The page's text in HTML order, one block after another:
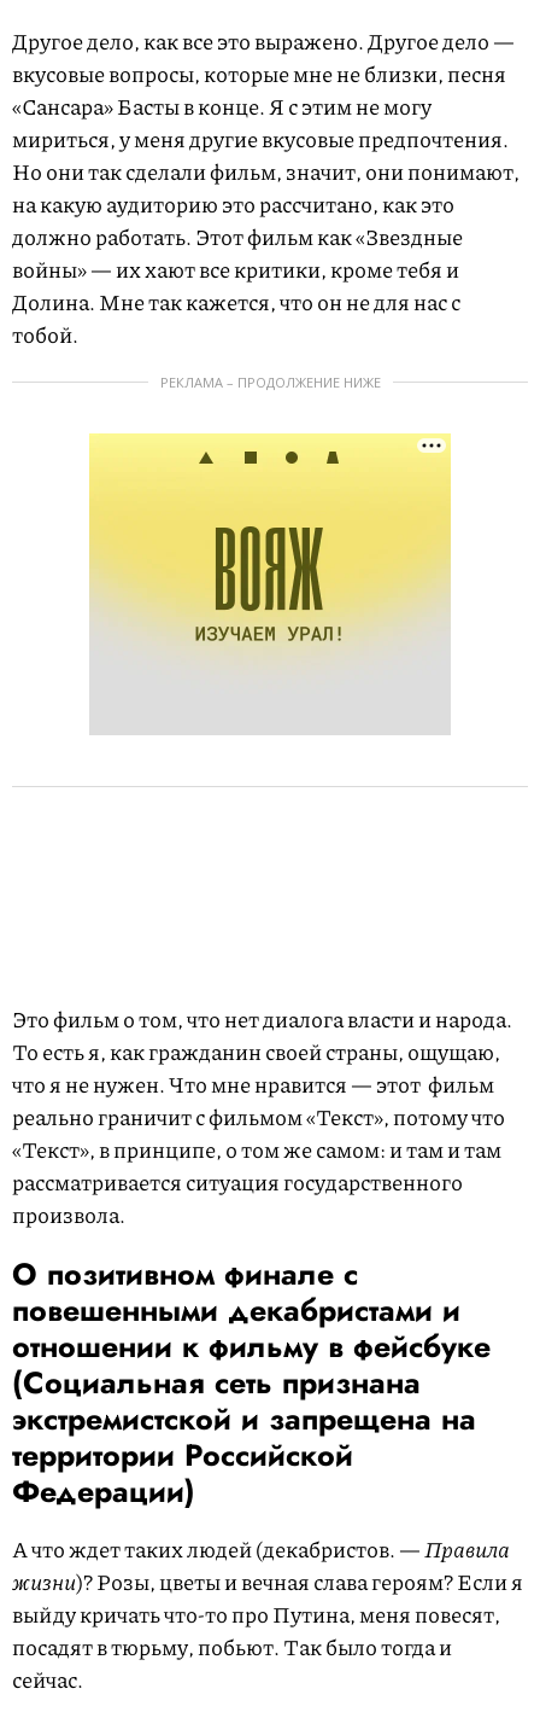
Другое дело, как все это выражено. Другое дело —
вкусовые вопросы, которые мне не близки, песня
«Сансара» Басты в конце. Я с этим не могу
мириться, у меня другие вкусовые предпочтения.
Но они так сделали фильм, значит, они понимают,
на какую аудиторию это рассчитано, как это
должно работать. Этот фильм как «Звездные
войны» — их хают все критики, кроме тебя и
Долина. Мне так кажется, что он не для нас с
тобой.
РЕКЛАМА – ПРОДОЛЖЕНИЕ НИЖЕ
Это фильм о том, что нет диалога власти и народа.
То есть я, как гражданин своей страны, ощущаю,
что я не нужен. Что мне нравится — этот фильм
реально граничит с фильмом «Текст», потому что
«Текст», в принципе, о том же самом: и там и там
рассматривается ситуация государственного
произвола.
О позитивном финале с
повешенными декабристами и
отношении к фильму в фейсбуке
(Социальная сеть признана
экстремистской и запрещена на
территории Российской
Федерации)
А что ждет таких людей (декабристов. —Правила
жизни)? Розы, цветы и вечная слава героям? Если я
выйду кричать что-то про Путина, меня повесят,
посадят в тюрьму, побьют. Так было тогда и
сейчас.